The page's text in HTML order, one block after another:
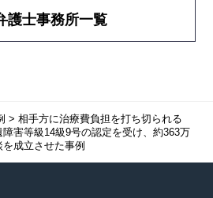
護士事務所一覧
> 相手方に治療費負担を打ち切られる
害等級14級9号の認定を受け、約363万
成立させた事例